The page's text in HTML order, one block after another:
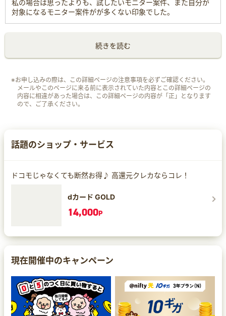
私の場合は思ったよりも、試したいモニター案件、また自分が
対象になるモニター案件がが多くない印象でした。
続きを読む
※お申し込みの際は、この詳細ページの注意事項を必ずご確認ください。
メールやこのページに来る前に表示されていた内容とこの詳細ページの
内容に相違があった場合は、この詳細ページの内容が「正」となります
ので、ご了承ください。
話題のショップ・サービス
ドコモじゃなくても断然お得♪ 高還元クレカならコレ！
dカード GOLD
14,000P
現在開催中のキャンペーン